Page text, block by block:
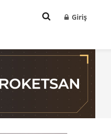
Giriş